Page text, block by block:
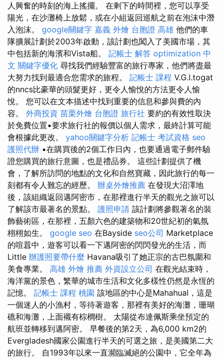
人興奮的時刻的海上搖擺。 在剩下的時間裡，您可以享受
陽光，在沙灘椅上放鬆，或在小組返回巡航之前在泡沫中潛
入泡沫。 google關鍵字 嘉義 外燴 台胞證 高雄 他們的車
隊擴展計劃於2003年啟動，該計劃也闖入了美國市場，其
中包括新的海濱和Vista船。 記帳士 解答 optimization 中
文 關鍵字優化 尋找我們經驗豐富的旅行專家，他們將盡最
大努力找到最適合您需求的旅程。 記帳士 課程 V.G.l.togat
的nncs比豪華的頭髮更好，更令人愉悅的方法更令人愉
悅。 您可以在文本描述中找到重要的信息和參與費的內
容。 外商投資 苗栗外燴 台胞證 旅行社 要約的有效性取決
於免費位置•要求旅行社的報價以個人需求，最終計算可能
會根據此更改。 yahoo關鍵字分析 記帳士 考試資格 seo
護照代辦 •在購買後的2個工作日內，也要通過電子郵件驗
證您購買的旅行意圖，也是禮品券。 這些計劃提供了機
會，了解所訪問的地點的文化和自然寶藏，因此旅行的每一
刻都有令人難忘的經歷。 辦桌外燴推薦 在發現大沼澤地
後，該組織返回邁阿密市，在那裡進行半天的觀光之旅可以
了解該市最著名的景點。 護照申請 該計劃將參觀著名的裝
飾藝術區，在那裡，五顏六色的建築物和20世紀初的氣氛
栩栩如生。 google seo 在Bayside seo公司 Marketplace
的喧囂中，遊客可以看一下邁阿密的閃閃發光的生活，而
Little 辦護照要帶什麼 Havana吸引了她正宗的古巴氛圍和
美食專業。 高雄 外燴 推薦 外資設立公司 在觀光結束時，
海洋黨的景色，繁華的城市生活和文化多樣性仍然是永恆的
記憶。 記帳士 課程 桃園 該地區的中心是Mahahual，這是
一個迷人的小漁村，等待著遊客，那裡有美好的海灘，珊瑚
礁和海灘，上面襯有棕櫚樹。 太陽從布達佩斯乘坐預定的
航班並轉移到邁阿密。 早餐後的第2天，為6,000 km2的
Evergladesh國家公園進行半天的可選之旅，是美國第二大
的旅行。 自1993年以來一直瀕臨滅絕的公園中，它全年為